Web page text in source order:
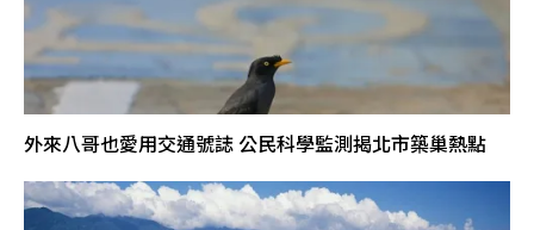
外來八哥也愛用交通號誌 公民科學監測揭北市築巢熱點